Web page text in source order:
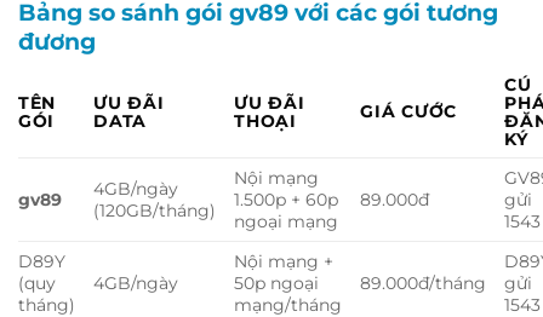
Bảng so sánh gói gv89 với các gói tương
đương
TÊN
GÓI
ƯU ĐÃI
DATA
ƯU ĐÃI
THOẠI
GIÁ CƯỚC
CÚ
KÝ
gv89
4GB/ngày
(120GB/tháng)
Nội mạng
1.500p + 60p
ngoại mạng
89.000đ
gửi
1543
D89Y
(quy
tháng)
4GB/ngày
Nội mạng +
50p ngoại
mạng/tháng
89.000đ/tháng
gửi
1543